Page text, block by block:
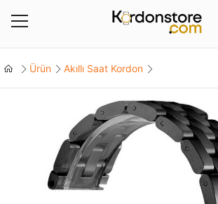
Ürün Akıllı Saat Kordon